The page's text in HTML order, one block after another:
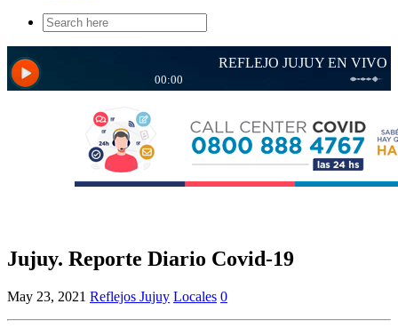
Search
for:
Jujuy. Reporte Diario Covid-19
May 23, 2021 Reflejos Jujuy Locales 0